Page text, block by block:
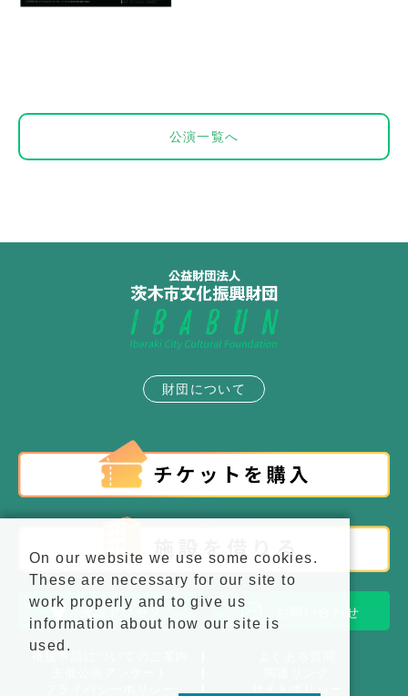
公演一覧へ
財団について
施設アクセス お問い合わせ
On our website we use some cookies.
These are necessary for our site to
work properly and to give us
information about how our site is
used.